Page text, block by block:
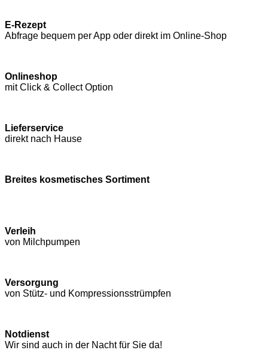
E-Rezept
Abfrage bequem per App oder direkt im Online-Shop
Onlineshop
mit Click & Collect Option
Lieferservice
direkt nach Hause
Breites kosmetisches Sortiment
Verleih
von Milchpumpen
Versorgung
von Stütz- und Kompressions­strümpfen
Notdienst
Wir sind auch in der Nacht für Sie da!